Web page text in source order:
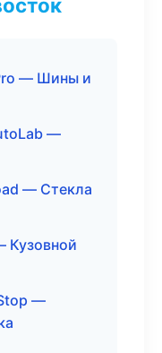
— Шины и
—
— Стекла
Кузовной
—